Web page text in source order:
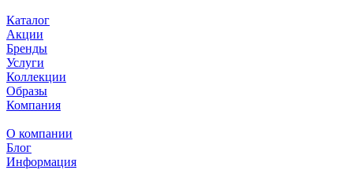
Каталог
Акции
Бренды
Услуги
Коллекции
Образы
Компания
О компании
Блог
Информация